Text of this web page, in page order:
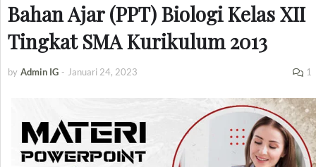
Bahan Ajar (PPT) Biologi Kelas XII
Tingkat SMA Kurikulum 2013
by Admin IG - Januari 24, 2023 1